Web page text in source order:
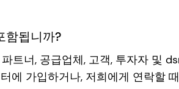
함됩니까?
트너, 공급업체, 고객, 투자자 및
에 가입하거나, 저희에게 연락할